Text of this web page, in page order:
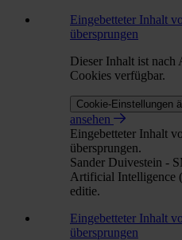
Eingebetteter Inhalt
übersprungen
Dieser Inhalt ist nach
Cookies verfügbar.
Cookie-Einstellungen
ansehen
Eingebetteter Inhalt
übersprungen.
Sander Duivestein -
Artificial Intelligence
editie.
Eingebetteter Inhalt
übersprungen